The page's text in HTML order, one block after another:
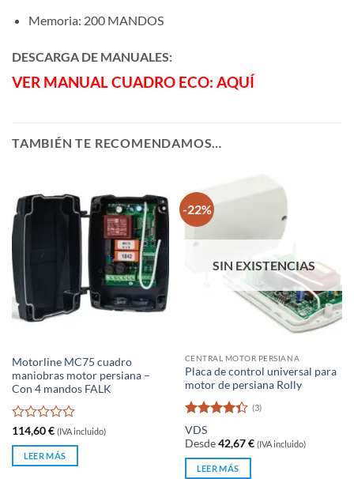
Memoria: 200 MANDOS
DESCARGA DE MANUALES:
VER MANUAL CUADRO ECO: AQUÍ
TAMBIÉN TE RECOMENDAMOS…
Motorline MC75 cuadro
maniobras motor persiana –
Con 4 mandos FALK
Valorado
con
de
114,60€ (IVA incluido)
LEER MÁS
-22%
SIN EXISTENCIAS
CENTRAL MOTOR PERSIANA
Placa de control universal para
motor de persiana Rolly
Valorado
con4.33
de 5
(3)
VDS
Desde 42,67€ (IVA incluido)
LEER MÁS